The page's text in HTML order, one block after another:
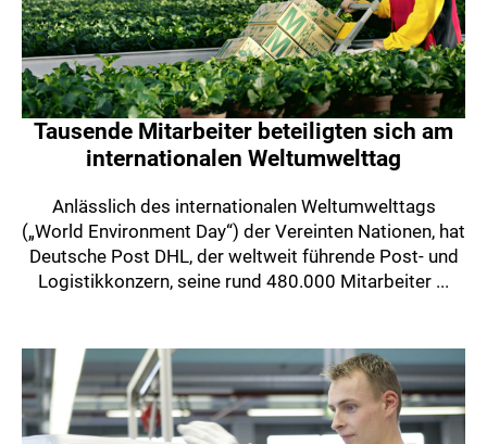
Tausende Mitarbeiter beteiligten sich am
internationalen Weltumwelttag
Anlässlich des internationalen Weltumwelttags
(„World Environment Day“) der Vereinten Nationen, hat
Deutsche Post DHL, der weltweit führende Post- und
Logistikkonzern, seine rund 480.000 Mitarbeiter ...